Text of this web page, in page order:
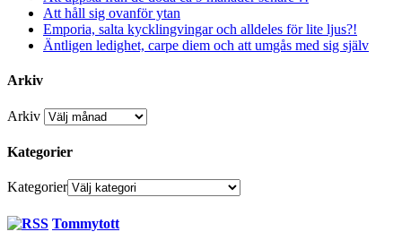
Att håll sig ovanför ytan
Emporia, salta kycklingvingar och alldeles för lite ljus?!
Äntligen ledighet, carpe diem och att umgås med sig själv
Arkiv
Arkiv
Kategorier
Kategorier
Tommytott